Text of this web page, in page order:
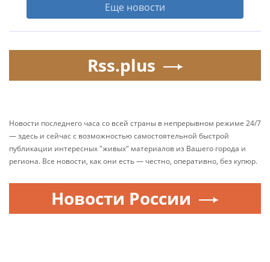
Еще новости
Rss.plus
Новости последнего часа со всей страны в непрерывном режиме 24/7
— здесь и сейчас с возможностью самостоятельной быстрой
публикации интересных "живых" материалов из Вашего города и
региона. Все новости, как они есть — честно, оперативно, без купюр.
Новости России